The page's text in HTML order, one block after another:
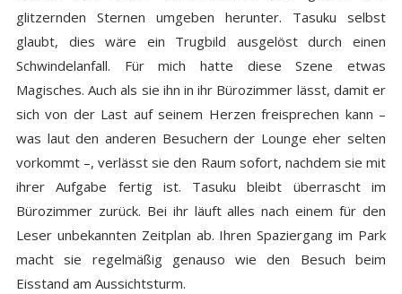
glitzernden Sternen umgeben herunter. Tasuku selbst
glaubt, dies wäre ein Trugbild ausgelöst durch einen
Schwindelanfall. Für mich hatte diese Szene etwas
Magisches. Auch als sie ihn in ihr Bürozimmer lässt, damit er
sich von der Last auf seinem Herzen freisprechen kann –
was laut den anderen Besuchern der Lounge eher selten
vorkommt –, verlässt sie den Raum sofort, nachdem sie mit
ihrer Aufgabe fertig ist. Tasuku bleibt überrascht im
Bürozimmer zurück. Bei ihr läuft alles nach einem für den
Leser unbekannten Zeitplan ab. Ihren Spaziergang im Park
macht sie regelmäßig genauso wie den Besuch beim
Eisstand am Aussichtsturm.